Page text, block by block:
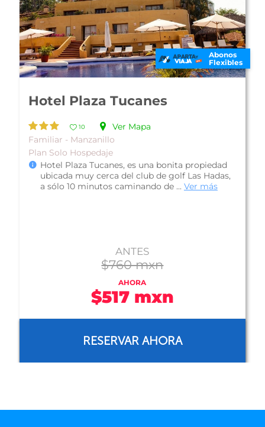
Abonos
Flexibles
Best Western Plus Hotel Luna
10
Familiar - Manzanillo
Plan Solo Hospedaje
Best Western Plus Hotel Luna del Mar, cuenta
con una privilegiada ubicación a pie de playa
ANTES
$783 mxn
AHORA
$743 mxn
RESERVAR AHORA